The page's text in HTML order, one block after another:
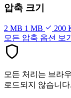
압축 크기
2 MB 1 MB 200
모든 압축 옵션 보기
모든 처리는 브라
로드되지 않습니다.